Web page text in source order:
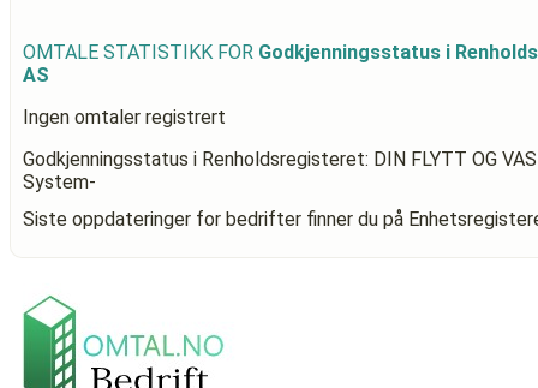
OMTALE STATISTIKK FOR Godkjenningsstatus i
AS
Ingen omtaler registrert
Godkjenningsstatus i Renholdsregisteret: DIN FLYTT OG
System-
Siste oppdateringer for bedrifter finner du på